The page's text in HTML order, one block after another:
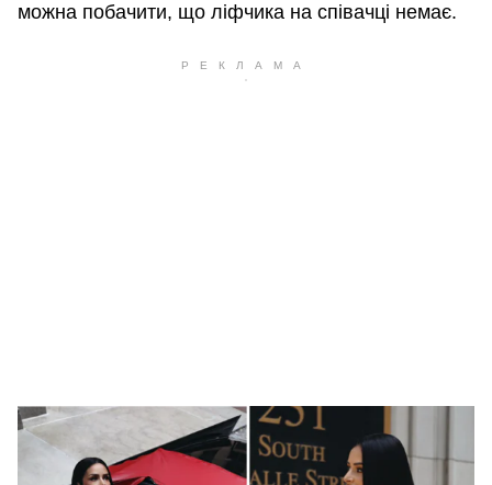
можна побачити, що ліфчика на співачці немає.